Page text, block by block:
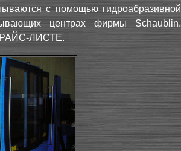
с помощью гидроабразивной
центрах фирмы Schaublin.
ЛИСТЕ.